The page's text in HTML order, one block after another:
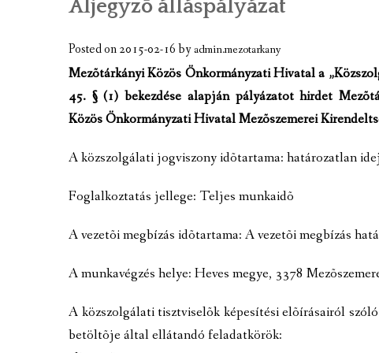
A TELEPÜLÉS BEMUTATÁSA
GAZDASÁGI ÉLET
A TELEPÜLÉS CÍMERE
KÉPGALÉRIA
VIDEÓK
JELES NAPOK, PROGRAMOK, ESEMÉNYEK
Aljegyzõ álláspályázat
Posted on2015-02-16byadmin.mezotarkany
Mezõtárkányi Közös Önkormányzati Hivatal a
45. § (1) bekezdése alapján pályázatot hirdet
Közös Önkormányzati Hivatal Mezõszemerei
A közszolgálati jogviszony idõtartama: határozatlan
Foglalkoztatás jellege: Teljes munkaidõ
A vezetõi megbízás idõtartama: A vezetõi megbízás
A munkavégzés helye: Heves megye, 3378
A közszolgálati tisztviselõk képesítési elõírásairól
betöltõje által ellátandó feladatkörök: